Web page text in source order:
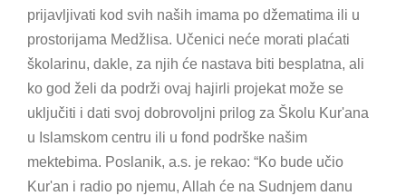
prijavljivati kod svih naših imama po džematima ili u
prostorijama Medžlisa. Učenici neće morati plaćati
školarinu, dakle, za njih će nastava biti besplatna, ali
ko god želi da podrži ovaj hajirli projekat može se
uključiti i dati svoj dobrovoljni prilog za Školu Kur'ana
u Islamskom centru ili u fond podrške našim
mektebima. Poslanik, a.s. je rekao: “Ko bude učio
Kur'an i radio po njemu, Allah će na Sudnjem danu